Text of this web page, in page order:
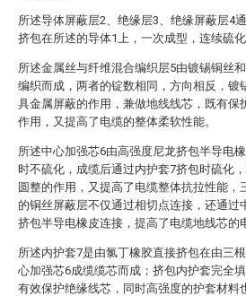
所述导体屏蔽层2、绝缘层3、绝缘屏蔽层4
挤包在所述的导体1上，一次成型，连续硫化
所述金属丝与纤维混合编织层5由镀锡铜丝
编织而成，两者的锭数相同，方向相反，镀
具金属屏蔽的作用，兼做地线线芯，既有保
作用，又提高了电缆的整体柔软性能。
所述中心加强芯6由高强度尼龙挤包半导电
时不硫化，成缆后通过内护套7挤包时硫化
圆整的作用，又提高了电缆整体抗拉性能，
的铜丝屏蔽层不仅通过相切点连接，还通过
挤包半导电橡皮连接，提高了电缆地线芯的
所述内护套7是由氯丁橡胶直接挤包在由三
心加强芯6成缆缆芯而成；挤包内护套完全
有效保护绝缘线芯，同时高强度的护套材料